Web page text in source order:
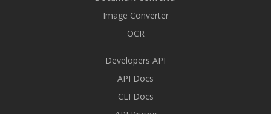
Image Converter
OCR
Developers API
API Docs
CLI Docs